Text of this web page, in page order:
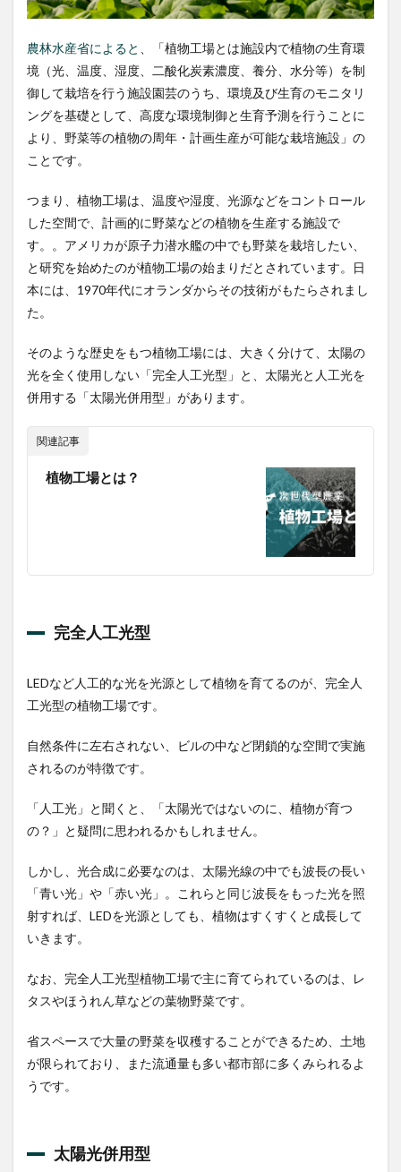
工場
リッ
ト
2.1
季節
を問
わず
収穫
でき
工場
あた
りの
人件
費を
がで
きる
2.3
量が
2.4
きる
土や
虫に
よる
響を
しな
よい
2.6
がも
つ栄
養
素・
機能
性を
させ
るこ
る
3
植物
農林水産省によると
、「植物工場とは施設内で植物の生育環
境（光、温度、湿度、二酸化炭素濃度、養分、水分等）を制
御して栽培を行う施設園芸のうち、環境及び生育のモニタリ
ングを基礎として、高度な環境制御と生育予測を行うことに
より、野菜等の植物の周年・計画生産が可能な栽培施設」の
ことです。
つまり、植物工場は、温度や湿度、光源などをコントロール
した空間で、計画的に野菜などの植物を生産する施設で
す。。アメリカが原子力潜水艦の中でも野菜を栽培したい、
と研究を始めたのが植物工場の始まりだとされています。日
本には、1970年代にオランダからその技術がもたらされまし
た。
そのような歴史をもつ植物工場には、大きく分けて、太陽の
光を全く使用しない「完全人工光型」と、太陽光と人工光を
併用する「太陽光併用型」があります。
関連記事
植物工場とは？
完全人工光型
LEDなど人工的な光を光源として植物を育てるのが、完全人
工光型の植物工場です。
自然条件に左右されない、ビルの中など閉鎖的な空間で実施
されるのが特徴です。
「人工光」と聞くと、「太陽光ではないのに、植物が育つ
の？」と疑問に思われるかもしれません。
しかし、光合成に必要なのは、太陽光線の中でも波長の長い
「青い光」や「赤い光」。これらと同じ波長をもった光を照
射すれば、LEDを光源としても、植物はすくすくと成長して
いきます。
なお、完全人工光型植物工場で主に育てられているのは、レ
タスやほうれん草などの葉物野菜です。
省スペースで大量の野菜を収穫することができるため、土地
が限られており、また流通量も多い都市部に多くみられるよ
うです。
太陽光併用型